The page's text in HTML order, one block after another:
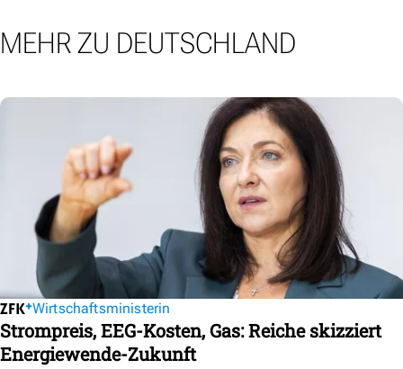
MEHR ZU DEUTSCHLAND
Wirtschaftsministerin
Strompreis, EEG-Kosten, Gas: Reiche skizziert
Energiewende-Zukunft